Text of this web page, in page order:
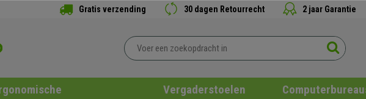
Gratis verzending 30 dagen Retourrecht 2 jaar Garantie
Vergaderstoelen